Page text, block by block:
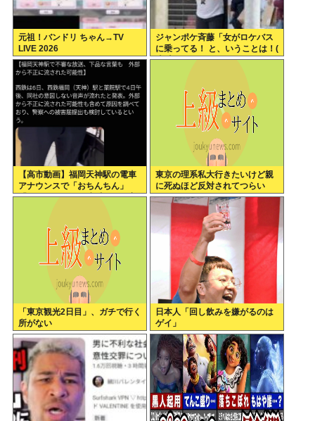
元祖！バンドリ ちゃん→TV
LIVE 2026
ジャンポケ斉藤「女がロケバス
に乗ってる！ と、いうことは！(
*ﾟ∀ﾟ)=3ムッハー」 ボロン。
【高市動画】福岡天神駅の電車
アナウンスで「おちんちん」
「ちんぽ」などと連呼する不審
東京の理系私大行きたいけど親
に死ぬほど反対されてつらい
「東京観光2日目」、ガチで行く
所がない
日本人「回し飲みを嫌がるのは
ゲイ」